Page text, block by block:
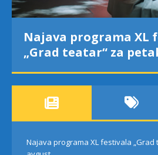
Najava programa XL
„Grad teatar“ za
Najava programa XL festivala „Grad